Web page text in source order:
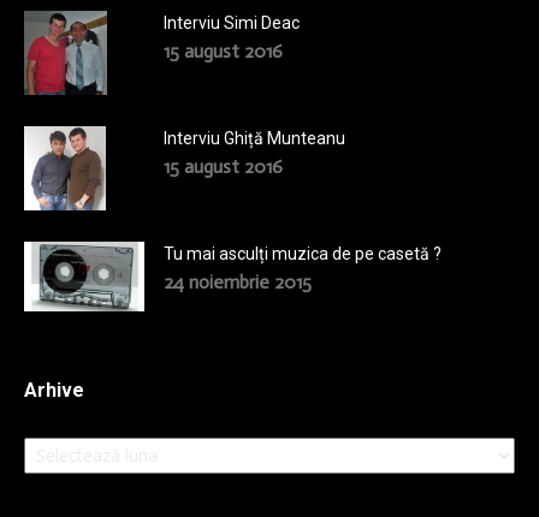
Interviu Simi Deac
15 august 2016
Interviu Ghiță Munteanu
15 august 2016
Tu mai asculți muzica de pe casetă ?
24 noiembrie 2015
Arhive
Arhive